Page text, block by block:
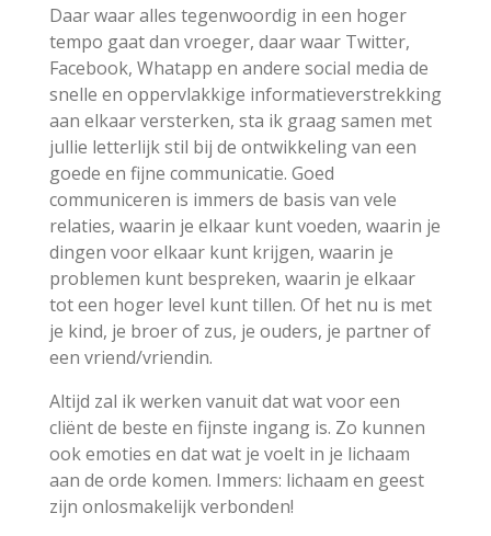
Daar waar alles tegenwoordig in een hoger
tempo gaat dan vroeger, daar waar Twitter,
Facebook, Whatapp en andere social media de
snelle en oppervlakkige informatieverstrekking
aan elkaar versterken, sta ik graag samen met
jullie letterlijk stil bij de ontwikkeling van een
goede en fijne communicatie. Goed
communiceren is immers de basis van vele
relaties, waarin je elkaar kunt voeden, waarin je
dingen voor elkaar kunt krijgen, waarin je
problemen kunt bespreken, waarin je elkaar
tot een hoger level kunt tillen. Of het nu is met
je kind, je broer of zus, je ouders, je partner of
een vriend/vriendin.
Altijd zal ik werken vanuit dat wat voor een
cliënt de beste en fijnste ingang is. Zo kunnen
ook emoties en dat wat je voelt in je lichaam
aan de orde komen. Immers: lichaam en geest
zijn onlosmakelijk verbonden!